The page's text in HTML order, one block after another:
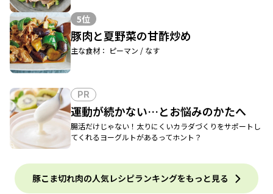
5位
豚肉と夏野菜の甘酢炒め
主な食材： ピーマン / なす
PR
運動が続かない…とお悩みのかたへ
腸活だけじゃない！太りにくいカラダづくりをサポートし
てくれるヨーグルトがあるってホント？
豚こま切れ肉の人気レシピランキングをもっと見る